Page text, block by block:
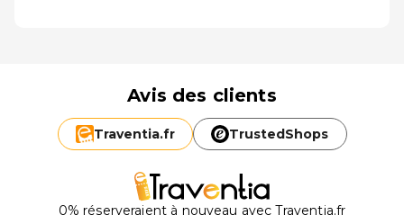
Avis des clients
Traventia.fr TrustedShops
0% réserveraient à nouveau avec Traventia.fr